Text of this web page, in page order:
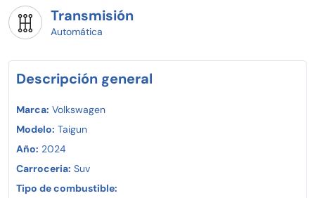
Transmisión
Automática
Descripción general
Marca: Volkswagen
Modelo: Taigun
Año: 2024
Carroceria: Suv
Tipo de combustible: